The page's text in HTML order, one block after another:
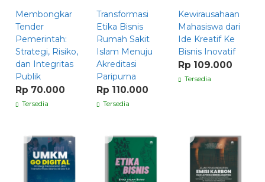
Membongkar
Tender
Pemerintah:
Strategi, Risiko,
dan Integritas
Publik
Rp 70.000
Tersedia
Transformasi
Etika Bisnis
Rumah Sakit
Islam Menuju
Akreditasi
Paripurna
Rp 110.000
Tersedia
Kewirausahaan
Mahasiswa dari
Ide Kreatif Ke
Bisnis Inovatif
Rp 109.000
Tersedia